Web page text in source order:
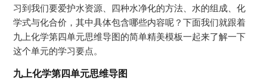
习到我们要爱护水资源、四种水净化的方法、水的组成、化
学式与化合价，其中具体包含哪些内容呢？下面我们就跟着
九上化学第四单元思维导图的简单精美模板一起来了解一下
这个单元的学习要点。
九上化学第四单元思维导图